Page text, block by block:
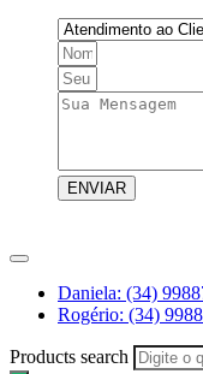
ENVIAR
Daniela: (34)
Rogério: (34)
Products search